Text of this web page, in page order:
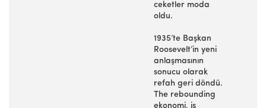
ceketler moda
oldu.
1935’te Başkan
Roosevelt’in yeni
anlaşmasının
sonucu olarak
refah geri döndü.
The rebounding
ekonomi, iş